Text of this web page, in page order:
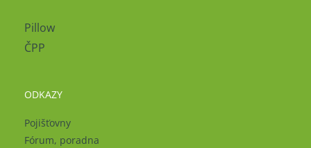
Pillow
ČPP
ODKAZY
Pojišťovny
Fórum, poradna